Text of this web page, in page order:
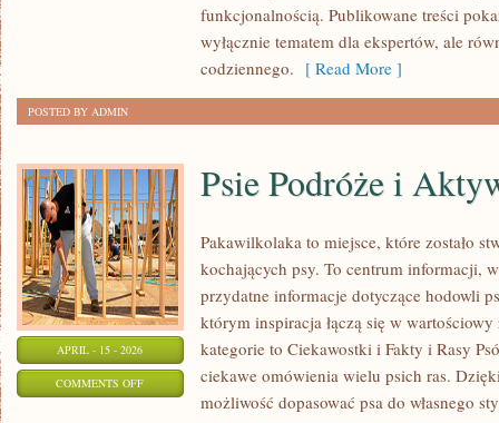
funkcjonalnością. Publikowane treści
wyłącznie tematem dla ekspertów, ale
codziennego. [ Read More ]
POSTED BY ADMIN
APRIL - 15 - 2026
COMMENTS OFFON
Psie Podróże i
Pakawilkolaka to miejsce, które zostało
kochających psy. To centrum informacji,
przydatne informacje dotyczące hodowli
którym inspiracja łączą się w wartościowy
kategorie to Ciekawostki i Fakty i Rasy
ciekawe omówienia wielu psich ras.
możliwość dopasować psa do własnego